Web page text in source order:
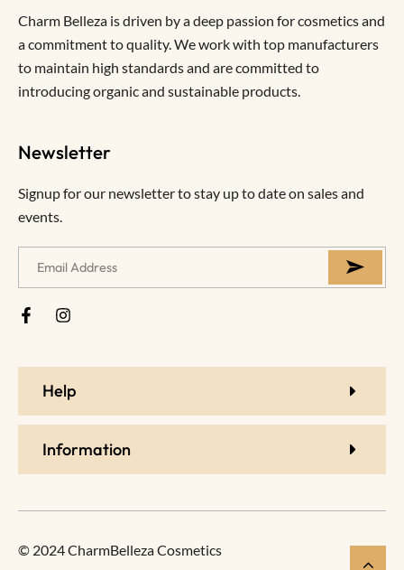
Charm Belleza is driven by a deep passion for cosmetics and
a commitment to quality. We work with top manufacturers
to maintain high standards and are committed to
introducing organic and sustainable products.
Help
Information
Newsletter
Signup for our newsletter to stay up to date on sales and
events.
© 2024 CharmBelleza Cosmetics